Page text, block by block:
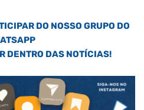
DO NOSSO GRUPO DO
DENTRO DAS NOTÍCIAS!